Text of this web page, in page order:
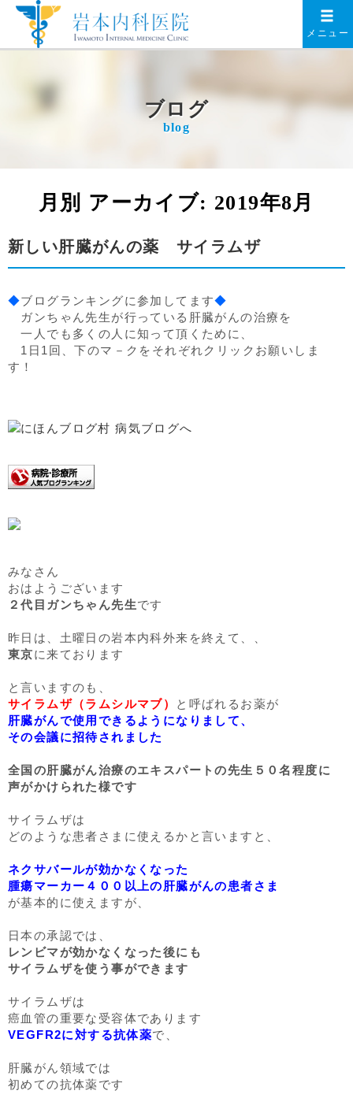
メニュー
ブログ
blog
月別 アーカイブ: 2019年8月
新しい肝臓がんの薬 サイラムザ
◆ブログランキングに参加してます◆
ガンちゃん先生が行っている肝臓がんの治療を
一人でも多くの人に知って頂くために、
1日1回、下のマ－クをそれぞれクリックお願いしま
す！
みなさん
おはようございます
２代目ガンちゃん先生です
昨日は、土曜日の岩本内科外来を終えて、、
東京に来ております
と言いますのも、
サイラムザ（ラムシルマブ）
と呼ばれるお薬が
肝臓がんで使用できるようになりまして、
その会議に招待されました
全国の肝臓がん治療のエキスパートの先生５０名程度に
声がかけられた様です
サイラムザは
どのような患者さまに使えるかと言いますと、
ネクサバールが効かなくなった
腫瘍マーカー４００以上の肝臓がんの患者さま
が基本的に使えますが、
日本の承認では、
レンビマが効かなくなった後にも
サイラムザを使う事ができます
サイラムザは
癌血管の重要な受容体であります
VEGFR2に対する抗体薬で、
肝臓がん領域では
初めての抗体薬です